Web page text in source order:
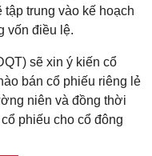
trung vào kế hoạch
vốn điều lệ.
sẽ xin ý kiến cổ
bán cổ phiếu riêng lẻ
niên và đồng thời
phiếu cho cổ đông